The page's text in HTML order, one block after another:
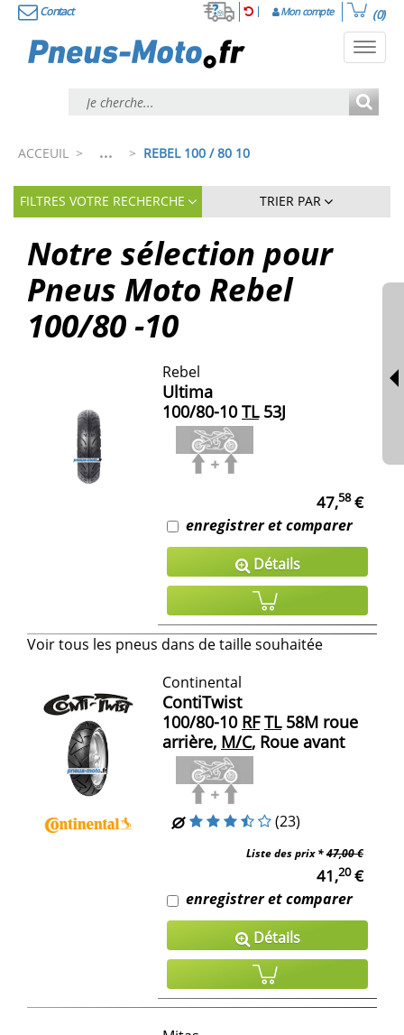
Contact Mon compte (0)
ACCEUIL > ... > REBEL 100 / 80 10
FILTRES VOTRE RECHERCHE TRIER PAR
Notre sélection pour
Pneus Moto Rebel
100/80 -10
Rebel
Ultima
100/80-10 TL53J
47,58€
enregistrer et comparer
Détails
Voir tous les pneus dans de taille souhaitée
Continental
ContiTwist
100/80-10 RF TL58M roue
arrière, M/C, Roue avant
(23)
Liste des prix *47,00 €
41,20€
enregistrer et comparer
Détails